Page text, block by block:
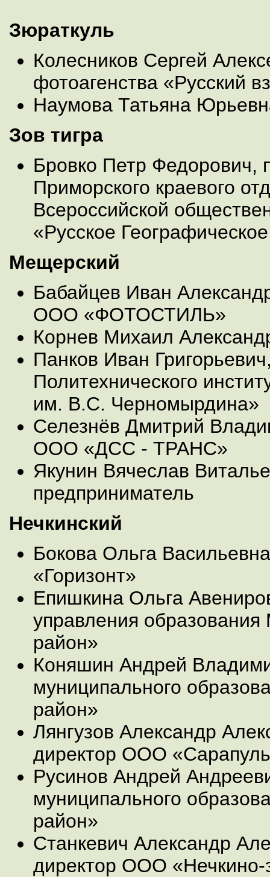
Зюраткуль
Колесников Сергей
фотоагенства «Русский
Наумова Татьяна
Зов тигра
Бровко Петр Федорович,
Приморского краевого
Всероссийской
«Русское
Мещерский
Бабайцев Иван
ООО «ФОТОСТИЛЬ»
Корнев Михаил
Панков Иван
Политехнического
им. В.С. Черномырдина»
Селезнёв Дмитрий
ООО «ДСС - ТРАНС»
Якунин Вячеслав
предприниматель
Нечкинский
Бокова Ольга
«Горизонт»
Епишкина Ольга
управления
район»
Коняшин Андрей
муниципального
район»
Лянгузов Александр
директор ООО
Русинов Андрей
муниципального
район»
Станкевич Александр
директор ООО «Нечкино-